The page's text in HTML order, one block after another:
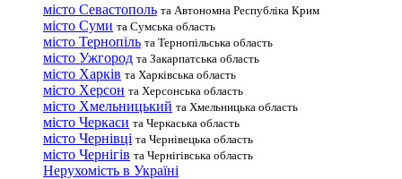
місто Севастополь та Автономна Республіка Крим
місто Суми та Сумська область
місто Тернопіль та Тернопільська область
місто Ужгород та Закарпатська область
місто Харків та Харківська область
місто Херсон та Херсонська область
місто Хмельницький та Хмельницька область
місто Черкаси та Черкаська область
місто Чернівці та Чернівецька область
місто Чернігів та Чернігівська область
Нерухомість в Україні